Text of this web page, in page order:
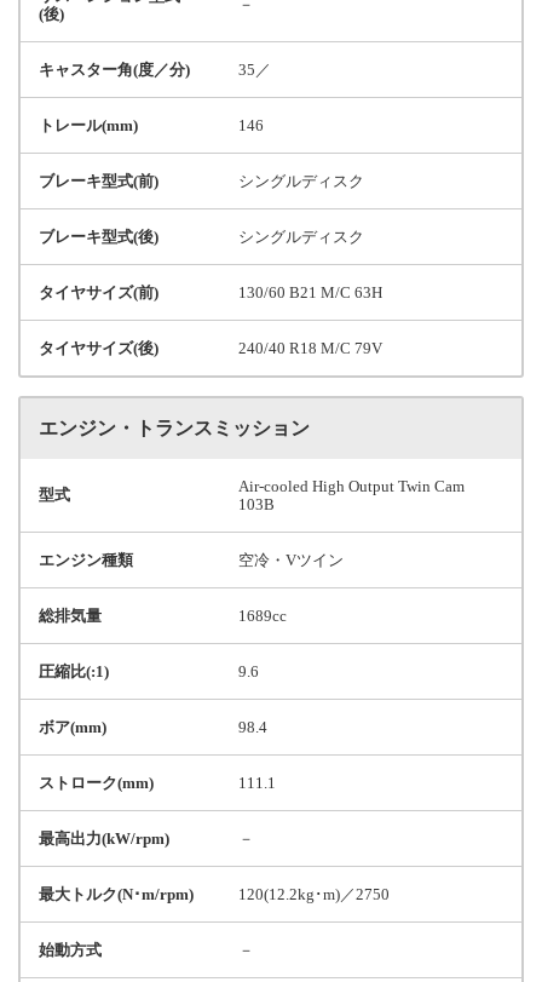
(後)
－
キャスター角(度／分) 35／
トレール(mm) 146
ブレーキ型式(前) シングルディスク
ブレーキ型式(後) シングルディスク
タイヤサイズ(前) 130/60 B21 M/C 63H
タイヤサイズ(後) 240/40 R18 M/C 79V
エンジン・トランスミッション
型式
Air-cooled High Output Twin Cam
103B
エンジン種類 空冷・Vツイン
総排気量 1689cc
圧縮比(:1) 9.6
ボア(mm) 98.4
ストローク(mm) 111.1
最高出力(kW/rpm) －
最大トルク(N･m/rpm) 120(12.2kg･m)／2750
始動方式 －